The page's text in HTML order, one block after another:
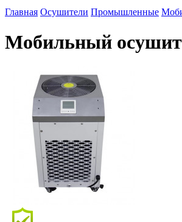
Главная Осушители Промышленные
Мобильный